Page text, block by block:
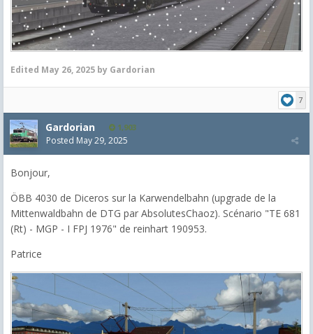
Edited May 26, 2025 by Gardorian
7
Gardorian 1,903
Posted May 29, 2025
Bonjour,
ÖBB 4030 de Diceros sur la Karwendelbahn (upgrade de la
Mittenwaldbahn de DTG par AbsolutesChaoz). Scénario "TE 681
(Rt) - MGP - I FPJ 1976" de reinhart 190953.
Patrice